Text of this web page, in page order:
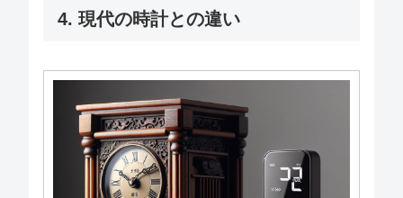
4. 現代の時計との違い